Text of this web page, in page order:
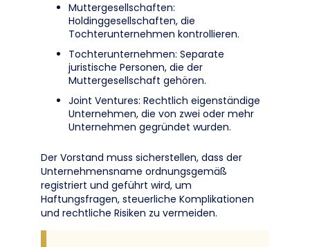
Muttergesellschaften:
Holdinggesellschaften, die
Tochterunternehmen kontrollieren.
Tochterunternehmen: Separate
juristische Personen, die der
Muttergesellschaft gehören.
Joint Ventures: Rechtlich eigenständige
Unternehmen, die von zwei oder mehr
Unternehmen gegründet wurden.
Der Vorstand muss sicherstellen, dass der
Unternehmensname ordnungsgemäß
registriert und geführt wird, um
Haftungsfragen, steuerliche Komplikationen
und rechtliche Risiken zu vermeiden.